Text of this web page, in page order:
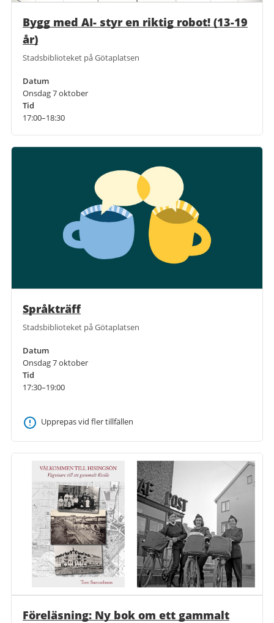
Bygg med AI- styr en riktig robot! (13-19
år)
Stadsbiblioteket på Götaplatsen
Datum
Onsdag 7 oktober
Tid
17:00–18:30
Språkträff
Stadsbiblioteket på Götaplatsen
Datum
Onsdag 7 oktober
Tid
17:30–19:00
Upprepas vid fler tillfällen
Föreläsning: Ny bok om ett gammalt